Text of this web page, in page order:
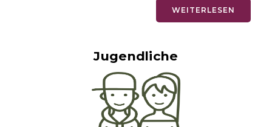
WEITERLESEN
Jugendliche